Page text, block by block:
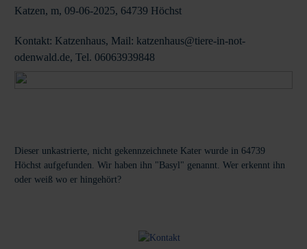
Katzen, m, 09-06-2025, 64739 Höchst
Kontakt: Katzenhaus, Mail: katzenhaus@tiere-in-not-
odenwald.de, Tel. 06063939848
Dieser unkastrierte, nicht gekennzeichnete Kater wurde in 64739
Höchst aufgefunden. Wir haben ihn "Basyl" genannt. Wer erkennt ihn
oder weiß wo er hingehört?